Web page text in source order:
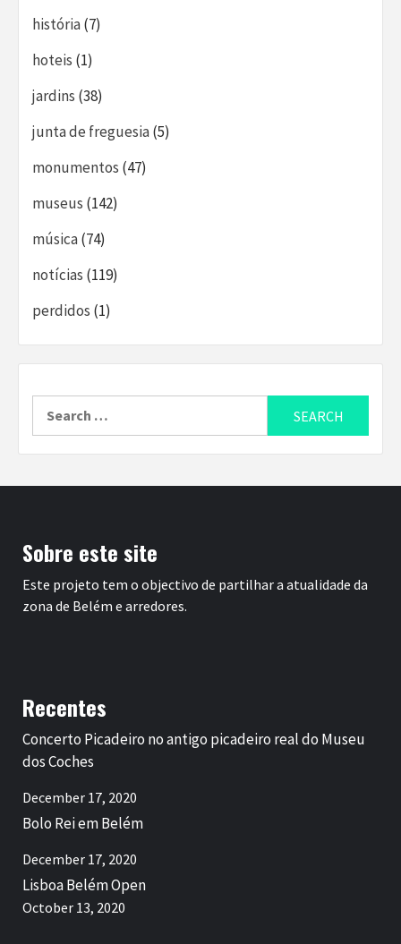
história(7)
hoteis (1)
jardins (38)
junta de freguesia(5)
monumentos (47)
museus (142)
música(74)
notícias (119)
perdidos (1)
Sobre este site
Este projeto tem o objectivo de partilhar a atualidade da
zona de Belém e arredores.
Recentes
Concerto Picadeiro no antigo picadeiro real do Museu
dos Coches
December 17, 2020
Bolo Rei em Belém
December 17, 2020
Lisboa Belém Open
October 13, 2020